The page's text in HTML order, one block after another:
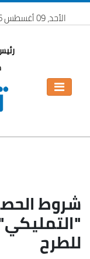
الأحد، 09 أغسطس 2026
شروط
للطرح